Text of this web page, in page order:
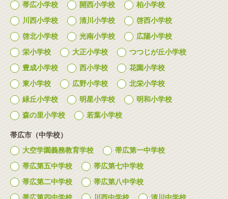
帯広小学校
開西小学校
柏小学校
川西小学校
清川小学校
啓西小学校
啓北小学校
光南小学校
広陽小学校
栄小学校
大正小学校
つつじが丘小学校
豊成小学校
西小学校
花園小学校
東小学校
広野小学校
北栄小学校
緑丘小学校
明星小学校
明和小学校
森の里小学校
若葉小学校
帯広市（中学校）
大空学園義務教育学校
帯広第一中学校
帯広第五中学校
帯広第七中学校
帯広第二中学校
帯広第八中学校